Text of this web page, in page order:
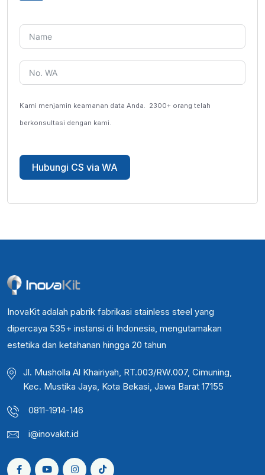
Kami menjamin keamanan data Anda. 2300+ orang telah
berkonsultasi dengan kami.
Hubungi CS via WA
InovaKit adalah pabrik fabrikasi stainless steel yang
dipercaya 535+ instansi di Indonesia, mengutamakan
estetika dan ketahanan hingga 20 tahun
Jl. Musholla Al Khairiyah, RT.003/RW.007, Cimuning,
Kec. Mustika Jaya, Kota Bekasi, Jawa Barat 17155
0811-1914-146
i@inovakit.id